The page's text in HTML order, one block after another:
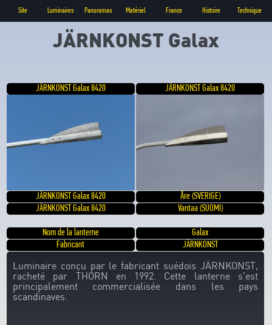
Site Luminaires Panoramas Matériel France Histoire Technique
JÄRNKONST Galax
JÄRNKONST Galax 8420 JÄRNKONST Galax 8420
JÄRNKONST Galax 8420
Åre (SVERIGE)
JÄRNKONST Galax 8420
Vantaa (SUOMI)
Nom de la lanterne
Galax
Fabricant
JÄRNKONST
Luminaire conçu par le fabricant suédois JÄRNKONST,
racheté par THORN en 1992. Cette lanterne s'est
principalement commercialisée dans les pays
scandinaves.